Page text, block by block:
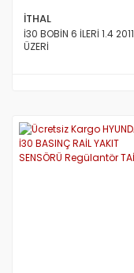
İTHAL
İ30 BOBİN 6 İLERİ 1.4 2011
ÜZERİ